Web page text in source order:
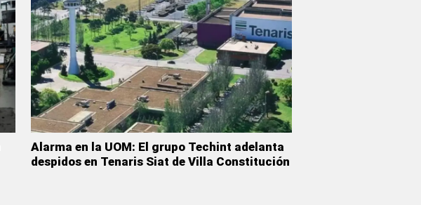
Alarma en la UOM: El grupo Techint adelanta
despidos en Tenaris Siat de Villa Constitución